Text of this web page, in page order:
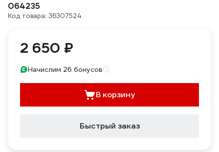
064235
Код товара: 36307524
2 650 ₽
Начислим 26 бонусов
В корзину
Быстрый заказ